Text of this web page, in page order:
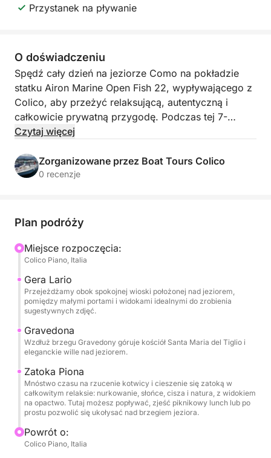
Przystanek na pływanie
O doświadczeniu
Spędź cały dzień na jeziorze Como na pokładzie
statku Airon Marine Open Fish 22, wypływającego z
Colico, aby przeżyć relaksującą, autentyczną i
całkowicie prywatną przygodę. Podczas tej 7-
godzinnej wycieczki zobaczysz to, co najlepsze w
krystalicznie czyste wody i mnóstwo czasu na relaks
w cudownej zatoce Piona.
malowniczą trasą w kierunku Gera Lario i Gravedony
historii i architekturze. Stąd dotrzesz do spokojnej
zatoki Piona, gdzie możesz zakotwiczyć i spędzić
kilka godzin w całkowitym relaksie, zanurzony w
ciszy i naturze.
opalanie się, słuchanie muzyki lub po prostu na
podziwianie wyjątkowego widoku opactwa Piona.
cieszyć się jeziorem powoli i bez ograniczeń,
delektując się każdą chwilą.
bezalkoholowe, system stereo, prysznic,
wyposażenie łazienkowe i maksymalny komfort.
Czytaj więcej
Zorganizowane przez Boat Tours Colico
0 recenzje
Plan podróży
Miejsce rozpoczęcia:
Colico Piano, Italia
Gera Lario
Przejeżdżamy obok spokojnej wioski położonej nad jeziorem,
pomiędzy małymi portami i widokami idealnymi do zrobienia
sugestywnych zdjęć.
Gravedona
Wzdłuż brzegu Gravedony góruje kościół Santa Maria del Tiglio i
eleganckie wille nad jeziorem.
Zatoka Piona
Mnóstwo czasu na rzucenie kotwicy i cieszenie się zatoką w
całkowitym relaksie: nurkowanie, słońce, cisza i natura, z widokiem
na opactwo. Tutaj możesz popływać, zjeść piknikowy lunch lub po
prostu pozwolić się ukołysać nad brzegiem jeziora.
Powrót o:
Colico Piano, Italia